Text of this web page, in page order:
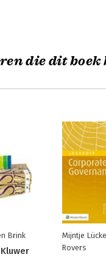
die dit boek
Brink
Mijntje
Rovers